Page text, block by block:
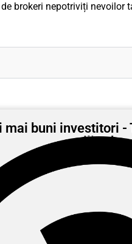
brokeri nepotriviți
mai buni investitori -
miliardar